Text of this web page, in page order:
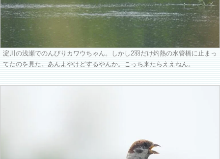
淀川の浅瀬でのんびりカワウちゃん。しかし2羽だけ灼熱の水管橋に止まっ
てたのを見た。あんよやけどするやんか。こっち来たらええねん。